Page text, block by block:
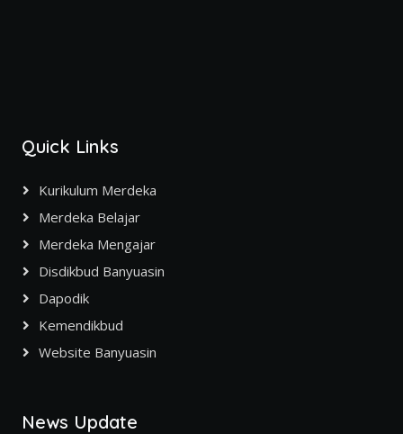
Quick Links
Kurikulum Merdeka
Merdeka Belajar
Merdeka Mengajar
Disdikbud Banyuasin
Dapodik
Kemendikbud
Website Banyuasin
News Update